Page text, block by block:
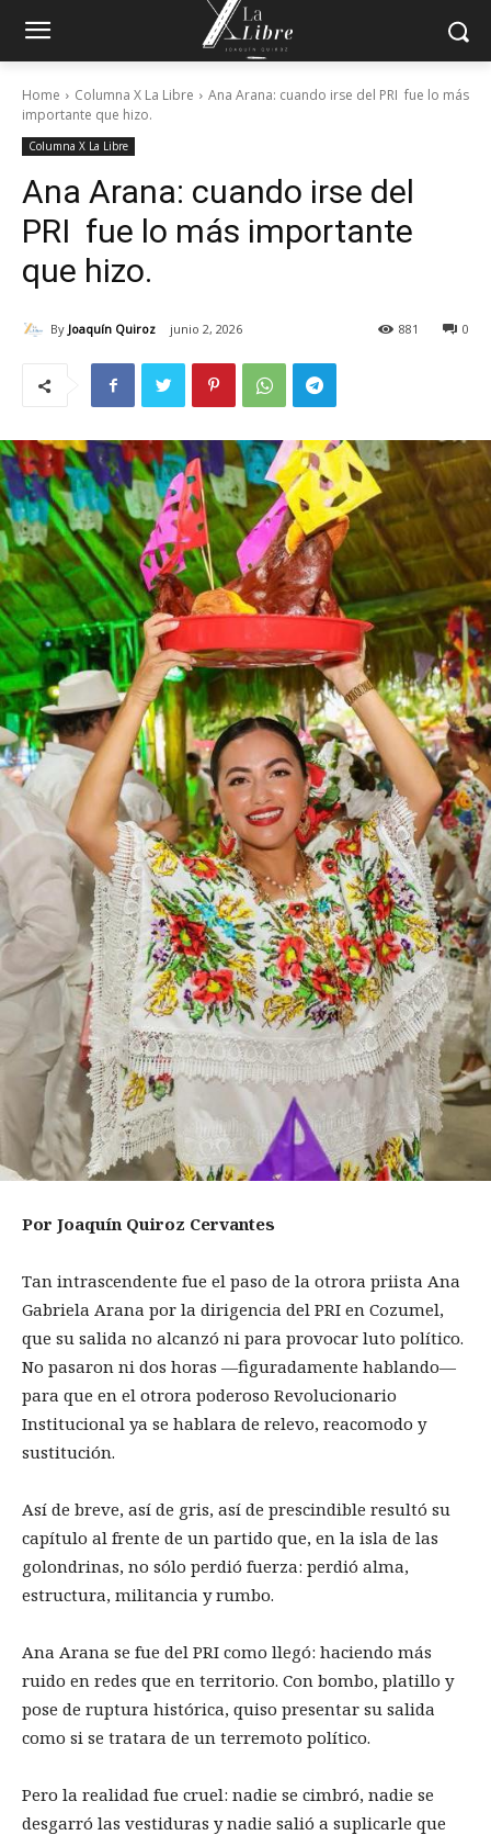
Home Columna X La Libre
Ana Arana: cuando irse del PRI fue lo más
importante que hizo.
Columna X La Libre
Ana Arana: cuando irse del
PRI fue lo más importante
que hizo.
By Joaquín Quiroz junio 2, 2026 0
881
Por Joaquín Quiroz Cervantes
Tan intrascendente fue el paso de la otrora priista Ana
Gabriela Arana por la dirigencia del PRI en Cozumel,
que su salida no alcanzó ni para provocar luto político.
No pasaron ni dos horas —figuradamente hablando—
para que en el otrora poderoso Revolucionario
Institucional ya se hablara de relevo, reacomodo y
sustitución.
Así de breve, así de gris, así de prescindible resultó su
capítulo al frente de un partido que, en la isla de las
golondrinas, no sólo perdió fuerza: perdió alma,
estructura, militancia y rumbo.
Ana Arana se fue del PRI como llegó: haciendo más
ruido en redes que en territorio. Con bombo, platillo y
pose de ruptura histórica, quiso presentar su salida
como si se tratara de un terremoto político.
Pero la realidad fue cruel: nadie se cimbró, nadie se
desgarró las vestiduras y nadie salió a suplicarle que